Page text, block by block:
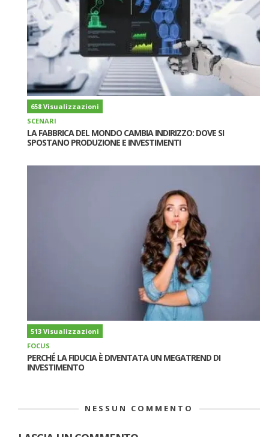
658 Visualizzazioni
SCENARI
LA FABBRICA DEL MONDO CAMBIA INDIRIZZO: DOVE SI
SPOSTANO PRODUZIONE E INVESTIMENTI
513 Visualizzazioni
FOCUS
PERCHÉ LA FIDUCIA È DIVENTATA UN MEGATREND DI
INVESTIMENTO
NESSUN COMMENTO